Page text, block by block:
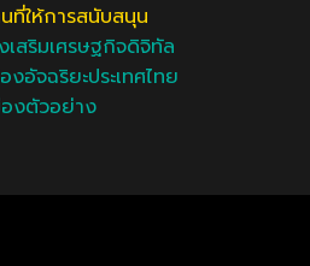
ที่ให้การสนับสนุน
สริมเศรษฐกิจดิจิทัล
งอัจฉริยะประเทศไทย
องตัวอย่าง